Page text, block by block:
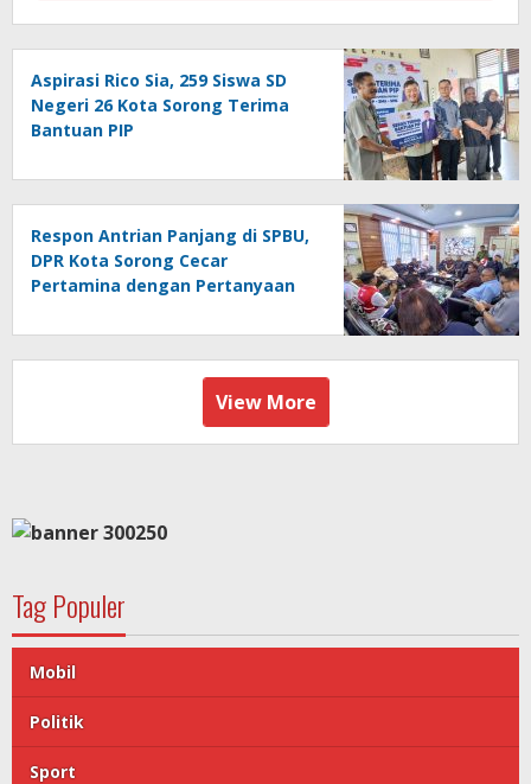
Aspirasi Rico Sia, 259 Siswa SD
Negeri 26 Kota Sorong Terima
Bantuan PIP
Respon Antrian Panjang di SPBU,
DPR Kota Sorong Cecar
Pertamina dengan Pertanyaan
View More
Tag Populer
Mobil
Politik
Sport